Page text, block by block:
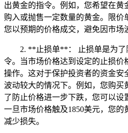
出黄金的指令。例如，您希望在黄
购入或抛售一定数量的黄金。限价
您以预期的价格成交，避免因市场
2. **止损单**： 止损单是为
令。当市场价格达到设定的止损价
操作。这对于保护投资者的资金安
波动较大的情况下。例如，您购买
了防止价格进一步下跌，您可以设
一旦市场价格触及1850美元，您
减少损失。